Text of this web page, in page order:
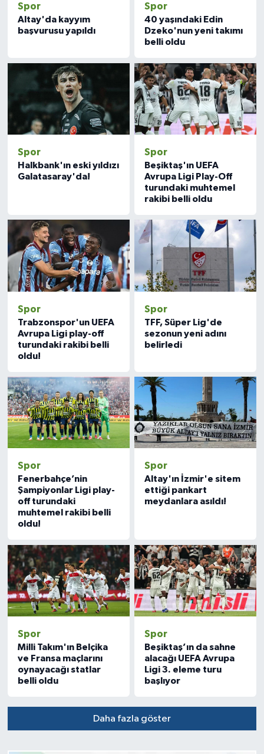
Spor
Altay'da kayyım
başvurusu yapıldı
Spor
40 yaşındaki Edin
Dzeko'nun yeni takımı
belli oldu
Spor
Halkbank'ın eski yıldızı
Galatasaray'da!
Spor
Beşiktaş'ın UEFA
Avrupa Ligi Play-Off
turundaki muhtemel
rakibi belli oldu
Spor
Trabzonspor'un UEFA
Avrupa Ligi play-off
turundaki rakibi belli
oldu!
Spor
TFF, Süper Lig'de
sezonun yeni adını
belirledi
Spor
Fenerbahçe’nin
Şampiyonlar Ligi play-
off turundaki
muhtemel rakibi belli
oldu!
Spor
Altay'ın İzmir'e sitem
ettiği pankart
meydanlara asıldı!
Spor
Milli Takım'ın Belçika
ve Fransa maçlarını
oynayacağı statlar
belli oldu
Spor
Beşiktaş’ın da sahne
alacağı UEFA Avrupa
Ligi 3. eleme turu
başlıyor
Daha fazla göster